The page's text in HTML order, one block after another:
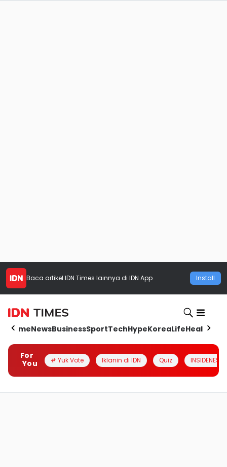
Baca artikel IDN Times lainnya di IDN App Install
HomeNewsBusinessSportTechHypeKoreaLifeHealth
For
You
# Yuk Vote Iklanin di IDN Quiz INSIDENESIA